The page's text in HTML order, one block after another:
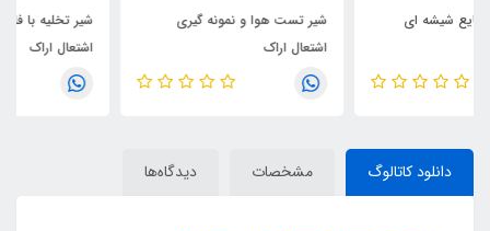
شیر تست هوا و نمونه گیری
شیر تخلیه با فلنچ های موازی
دانلود کاتالوگ مشخصات دیدگاه‌ها